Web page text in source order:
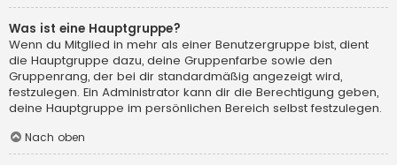
Was ist eine Hauptgruppe?
Wenn du Mitglied in mehr als einer Benutzergruppe bist, dient
die Hauptgruppe dazu, deine Gruppenfarbe sowie den
Gruppenrang, der bei dir standardmäßig angezeigt wird,
festzulegen. Ein Administrator kann dir die Berechtigung geben,
deine Hauptgruppe im persönlichen Bereich selbst festzulegen.
Nach oben